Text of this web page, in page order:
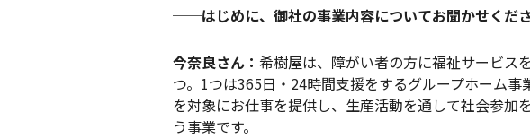
──はじめに、御社の事業内容についてお聞かせくださ
今奈良さん： 希樹屋は、障がい者の方に福祉サービス
つ。1つは365日・24時間支援をするグループホーム
を対象にお仕事を提供し、生産活動を通して社会参加
う事業です。